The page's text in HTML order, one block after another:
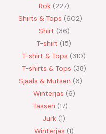
Rok 227
Shirts & Tops 602
Shirt 36
T-shirt 15
T-shirt & Tops 310
T-shirts & Tops 38
Sjaals & Mutsen 6
Winterjas 6
Tassen 17
Jurk 1
Winterjas 1